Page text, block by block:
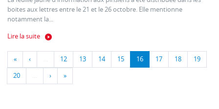
boites aux lettres entre le 21 et le 26 octobre. Elle mentionne
notamment la...
Lire la suite
« ‹ … 12 13 14 15 16 17 18 19
20 … › »